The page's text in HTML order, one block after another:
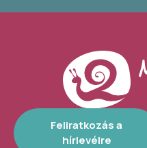
Feliratkozás a
hírlevélre